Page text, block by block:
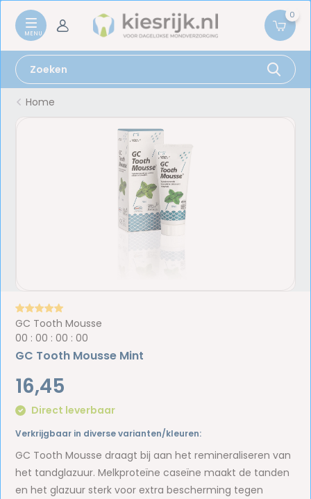
0
Home
GC Tooth Mousse
00 :00 :00 :00
GC Tooth Mousse Mint
16,45
Direct leverbaar
Verkrijgbaar in diverse varianten/kleuren:
GC Tooth Mousse draagt bij aan het remineraliseren van
het tandglazuur. Melkproteïne caseïne maakt de tanden
en het glazuur sterk voor extra bescherming tegen